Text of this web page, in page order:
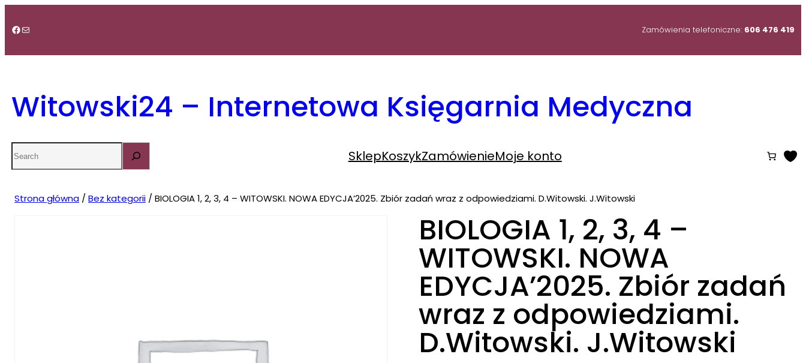
do
Facebook
Mail Zamówienia telefoniczne: 606 476 419
Witowski24 – Internetowa Księgarnia Medyczna
SklepKoszykZamówienieMoje konto
Strona główna / Bez kategorii / BIOLOGIA 1, 2, 3, 4 – WITOWSKI. NOWA EDYCJA’2025. Zbiór zadań wraz z odpowiedziami. D.Witowski. J.Witowski
BIOLOGIA 1, 2, 3, 4 –
WITOWSKI. NOWA
EDYCJA’2025. Zbiór zadań
wraz z odpowiedziami.
D.Witowski. J.Witowski